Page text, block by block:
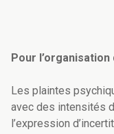
Pour
Les plaintes
avec des intensités
l’expression